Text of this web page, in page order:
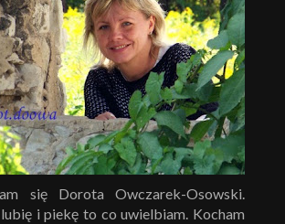
się Dorota Owczarek-Osowski.
i piekę to co uwielbiam. Kocham